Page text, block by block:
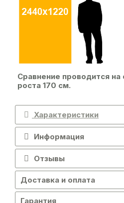
Сравнение проводится
роста 170 см.
Характеристики
Информация
Отзывы
Доставка и оплата
Гарантия